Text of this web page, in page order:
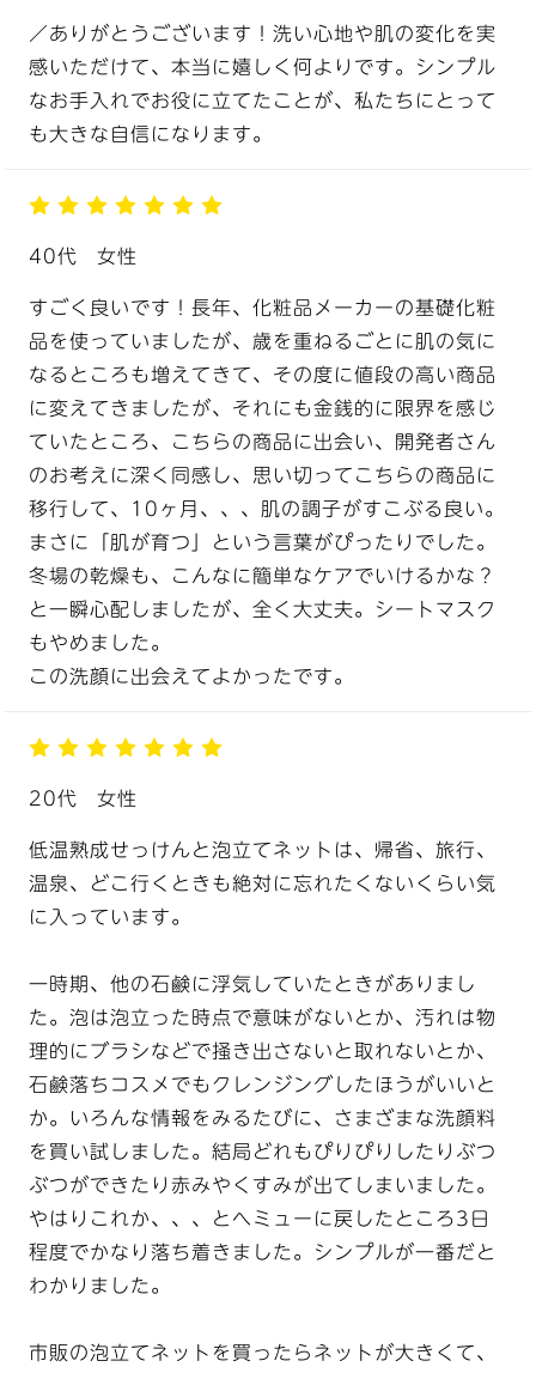
／ありがとうございます！洗い心地や肌の変化を実
感いただけて、本当に嬉しく何よりです。シンプル
なお手入れでお役に立てたことが、私たちにとって
も大きな自信になります。
40代 女性
すごく良いです！長年、化粧品メーカーの基礎化粧
品を使っていましたが、歳を重ねるごとに肌の気に
なるところも増えてきて、その度に値段の高い商品
に変えてきましたが、それにも金銭的に限界を感じ
ていたところ、こちらの商品に出会い、開発者さん
のお考えに深く同感し、思い切ってこちらの商品に
移行して、10ヶ月、、、肌の調子がすこぶる良い。
まさに「肌が育つ」という言葉がぴったりでした。
冬場の乾燥も、こんなに簡単なケアでいけるかな？
と一瞬心配しましたが、全く大丈夫。シートマスク
もやめました。
この洗顔に出会えてよかったです。
20代 女性
低温熟成せっけんと泡立てネットは、帰省、旅行、
温泉、どこ行くときも絶対に忘れたくないくらい気
に入っています。
一時期、他の石鹸に浮気していたときがありまし
た。泡は泡立った時点で意味がないとか、汚れは物
理的にブラシなどで掻き出さないと取れないとか、
石鹸落ちコスメでもクレンジングしたほうがいいと
か。いろんな情報をみるたびに、さまざまな洗顔料
を買い試しました。結局どれもぴりぴりしたりぶつ
ぶつができたり赤みやくすみが出てしまいました。
やはりこれか、、、とへミューに戻したところ3日
程度でかなり落ち着きました。シンプルが一番だと
わかりました。
市販の泡立てネットを買ったらネットが大きくて、